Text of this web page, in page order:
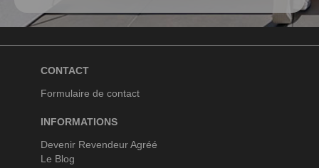
CONTACT
Formulaire de contact
INFORMATIONS
Devenir Revendeur Agréé
Le Blog